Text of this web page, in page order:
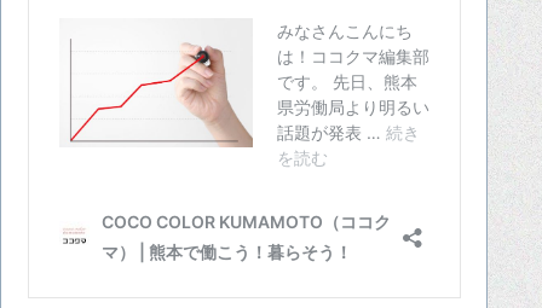
キャリア採用をお考えの企業様へ
選ばれる４つの理由
独自の採用スキーム